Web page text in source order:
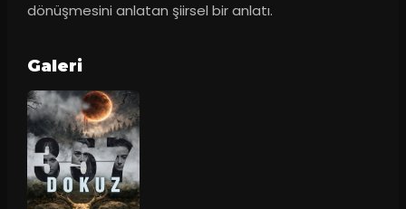
dönüşmesini anlatan şiirsel bir anlatı.
Galeri